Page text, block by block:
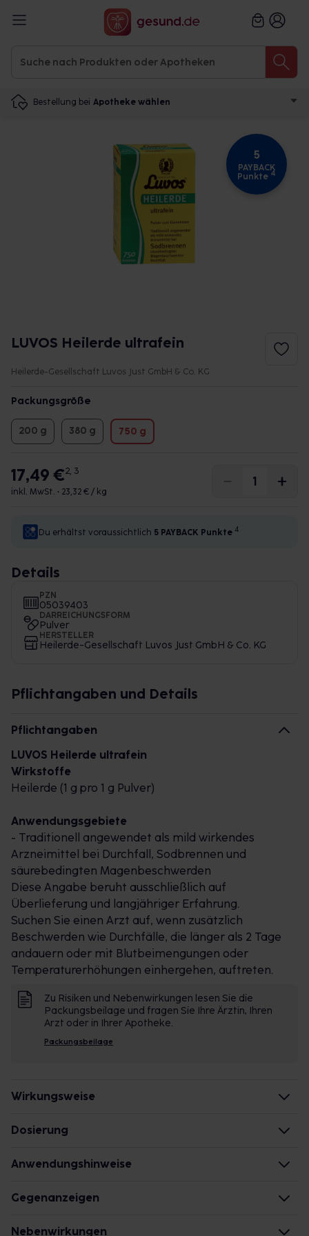
Bestellung bei Apotheke wählen
5
PAYBACK
Punkte 4
LUVOS Heilerde ultrafein
Heilerde-Gesellschaft Luvos Just GmbH & Co. KG
Packungsgröße
200 g 380 g 750 g
17,49 €2, 3
inkl. MwSt. • 23,32 € / kg
Du erhältst voraussichtlich 5 PAYBACK Punkte 4
Details
PZN
05039403
DARREICHUNGSFORM
Pulver
HERSTELLER
Heilerde-Gesellschaft Luvos Just GmbH & Co. KG
Pflichtangaben und Details
Pflichtangaben
LUVOS Heilerde ultrafein
Wirkstoffe
Heilerde (1 g pro 1 g Pulver)
Anwendungsgebiete
- Traditionell angewendet als mild wirkendes
Arzneimittel bei Durchfall, Sodbrennen und
säurebedingten Magenbeschwerden
Diese Angabe beruht ausschließlich auf
Überlieferung und langjähriger Erfahrung.
Suchen Sie einen Arzt auf, wenn zusätzlich
Beschwerden wie Durchfälle, die länger als 2 Tage
andauern oder mit Blutbeimengungen oder
Temperaturerhöhungen einhergehen, auftreten.
Zu Risiken und Nebenwirkungen lesen Sie die
Packungsbeilage und fragen Sie Ihre Ärztin, Ihren
Arzt oder in Ihrer Apotheke.
Packungsbeilage
Wirkungsweise
Arzneimittel bei bestimmten Beschwerden helfen
bislang in wissenschaftlichen Studien nicht
Dosierung
Einzel-/Gesamtdosis: 1-2 Messlöffel/2-mal täglich
dem Schlafengehen
Anwendungshinweise
einem Arzt oder Apotheker überschritten werden.
Gegenanzeigen
Nebenwirkungen